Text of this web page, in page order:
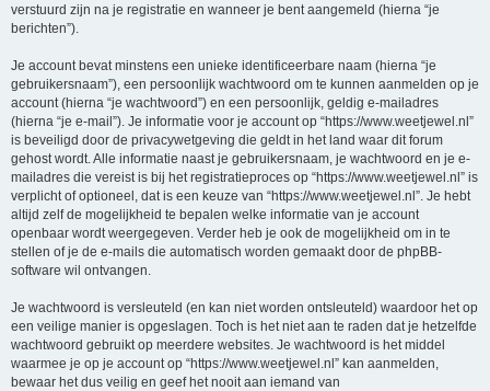
verstuurd zijn na je registratie en wanneer je bent aangemeld (hierna “je
berichten”).
Je account bevat minstens een unieke identificeerbare naam (hierna “je
gebruikersnaam”), een persoonlijk wachtwoord om te kunnen aanmelden op je
account (hierna “je wachtwoord”) en een persoonlijk, geldig e-mailadres
(hierna “je e-mail”). Je informatie voor je account op “https://www.weetjewel.nl”
is beveiligd door de privacywetgeving die geldt in het land waar dit forum
gehost wordt. Alle informatie naast je gebruikersnaam, je wachtwoord en je e-
mailadres die vereist is bij het registratieproces op “https://www.weetjewel.nl” is
verplicht of optioneel, dat is een keuze van “https://www.weetjewel.nl”. Je hebt
altijd zelf de mogelijkheid te bepalen welke informatie van je account
openbaar wordt weergegeven. Verder heb je ook de mogelijkheid om in te
stellen of je de e-mails die automatisch worden gemaakt door de phpBB-
software wil ontvangen.
Je wachtwoord is versleuteld (en kan niet worden ontsleuteld) waardoor het op
een veilige manier is opgeslagen. Toch is het niet aan te raden dat je hetzelfde
wachtwoord gebruikt op meerdere websites. Je wachtwoord is het middel
waarmee je op je account op “https://www.weetjewel.nl” kan aanmelden,
bewaar het dus veilig en geef het nooit aan iemand van